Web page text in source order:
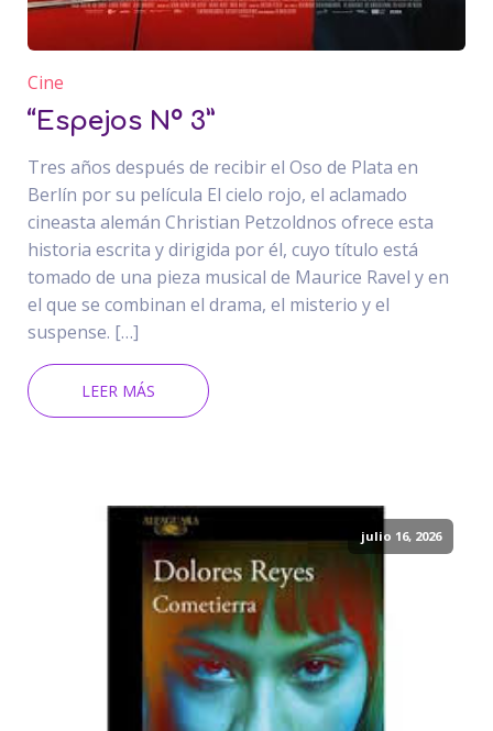
Cine
“Espejos Nº 3”
Tres años después de recibir el Oso de Plata en
Berlín por su película El cielo rojo, el aclamado
cineasta alemán Christian Petzoldnos ofrece esta
historia escrita y dirigida por él, cuyo título está
tomado de una pieza musical de Maurice Ravel y en
el que se combinan el drama, el misterio y el
suspense. […]
LEER MÁS
julio 16, 2026